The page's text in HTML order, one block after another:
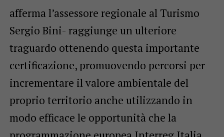
afferma l’assessore regionale al Turismo
Sergio Bini- raggiunge un ulteriore
traguardo ottenendo questa importante
certificazione, promuovendo percorsi per
incrementare il valore ambientale del
proprio territorio anche utilizzando in
modo efficace le opportunità che la